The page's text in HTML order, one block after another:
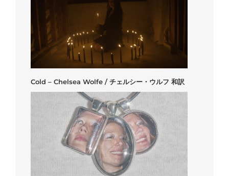
Cold – Chelsea Wolfe / チェルシー・ウルフ 和訳